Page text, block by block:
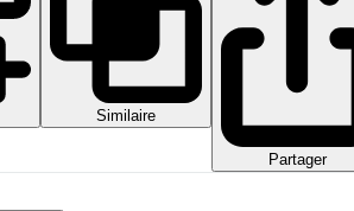
Similaire
Partager